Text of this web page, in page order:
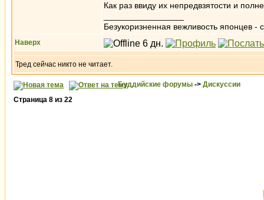
Как раз ввиду их непредвзятости и
Безукоризненная вежливость японцев -
Наверх
Тред сейчас никто не читает.
Буддийские форумы -> Дискуссии
Страница 8 из 22